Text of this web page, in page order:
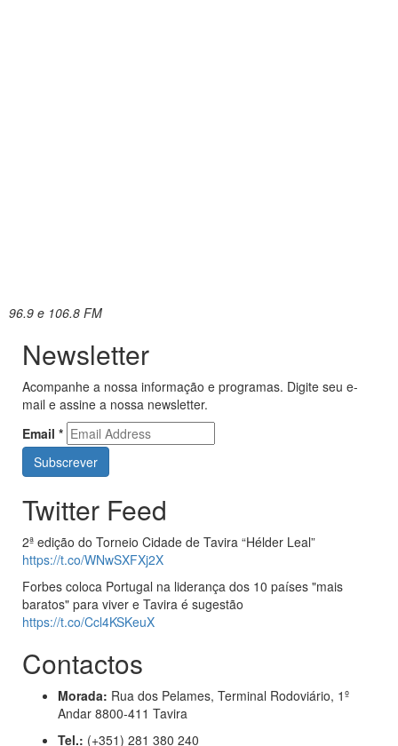
96.9 e 106.8 FM
Newsletter
Acompanhe a nossa informação e programas. Digite seu e-
mail e assine a nossa newsletter.
Email *
Twitter Feed
2ª edição do Torneio Cidade de Tavira “Hélder Leal”
https://t.co/WNwSXFXj2X
Forbes coloca Portugal na liderança dos 10 países "mais
baratos" para viver e Tavira é sugestão
https://t.co/Ccl4KSKeuX
Contactos
Morada: Rua dos Pelames, Terminal Rodoviário, 1º
Andar 8800-411 Tavira
Tel.: (+351) 281 380 240